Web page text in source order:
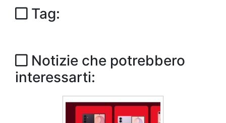
Tag:
Notizie che potrebbero
interessarti: